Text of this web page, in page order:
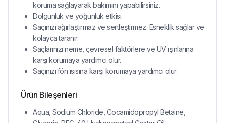
koruma sağlayarak bakımını yapabilirsiniz.
Dolgunluk ve yoğunluk etkisi.
Saçınızı ağırlaştırmaz ve sertleştirmez. Esneklik sağlar ve
kolayca taranır.
Saçlarınızı neme, çevresel faktörlere ve UV ışınlarına
karşı korumaya yardımcı olur.
Saçınızı fön ısısına karşı korumaya yardımcı olur.
Ürün Bileşenleri
Aqua, Sodium Chloride, Cocamidopropyl Betaine,